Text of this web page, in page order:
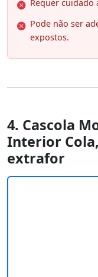
Requer cuidado
Pode não ser
expostos.
4. Cascola
Interior
extrafor